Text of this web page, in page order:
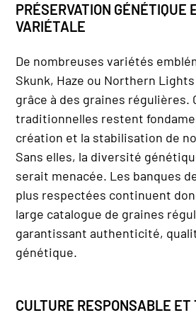
PRÉSERVATION GÉNÉTIQUE
VARIÉTALE
De nombreuses variétés
Skunk, Haze ou Northern
grâce à des graines régulières.
traditionnelles restent
création et la stabilisation de
Sans elles, la diversité
serait menacée. Les banques
plus respectées continuent
large catalogue de graines
garantissant authenticité,
génétique.
CULTURE RESPONSABLE